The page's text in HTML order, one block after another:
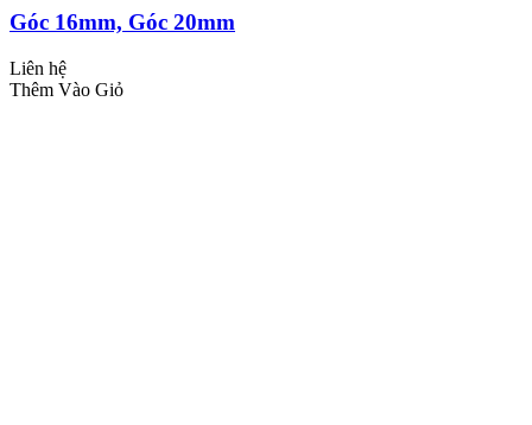
Góc 16mm, Góc 20mm
Liên hệ
Thêm Vào Giỏ